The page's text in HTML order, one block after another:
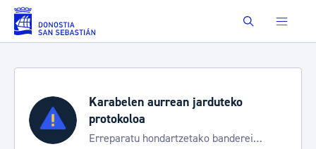
Eduki nagusira joan Buscar
Karabelen aurrean jarduteko
protokoloa
Erreparatu hondartzetako banderei